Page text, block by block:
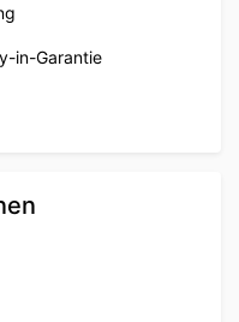
in-Garantie